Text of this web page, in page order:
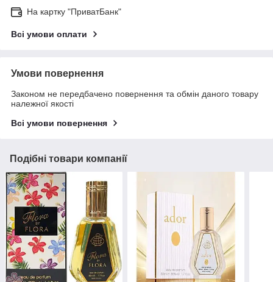
На картку "ПриватБанк"
Всі умови оплати
Умови повернення
Законом не передбачено повернення та обмін даного товару
належної якості
Всі умови повернення
Подібні товари компанії